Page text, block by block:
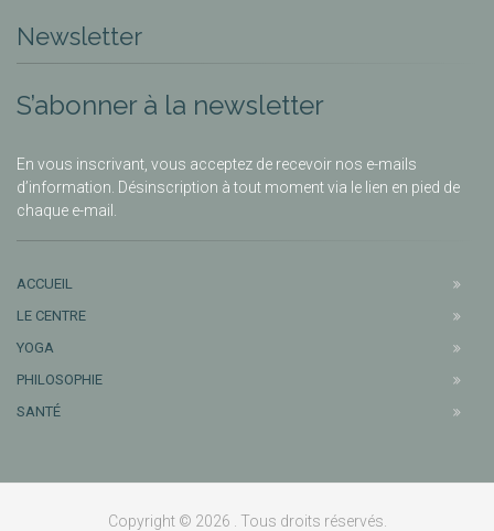
Newsletter
S’abonner à la newsletter
En vous inscrivant, vous acceptez de recevoir nos e-mails
d’information. Désinscription à tout moment via le lien en pied de
chaque e-mail.
ACCUEIL
LE CENTRE
YOGA
PHILOSOPHIE
SANTÉ
Copyright © 2026 . Tous droits réservés.